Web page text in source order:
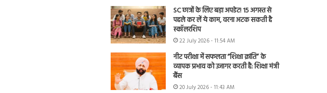
SC छात्रों के लिए बड़ा अपडेट! 15 अगस्त से
पहले कर लें ये काम, वरना अटक सकती है
स्कॉलरशिप
22 July 2026 - 11:54 AM
नीट परीक्षा में सफलता “शिक्षा क्रांति” के
व्यापक प्रभाव को उजागर करती है: शिक्षा मंत्री
बैंस
20 July 2026 - 11:43 AM